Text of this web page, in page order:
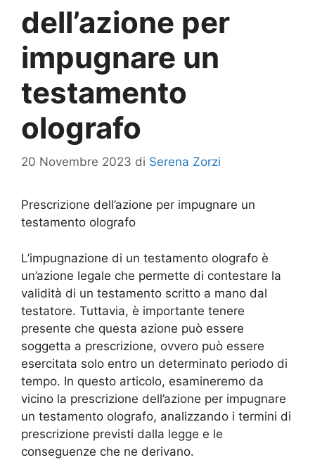
dell’azione per
impugnare un
testamento
olografo
20 Novembre 2023 di Serena Zorzi
Prescrizione dell’azione per impugnare un
testamento olografo
L’impugnazione di un testamento olografo è
un’azione legale che permette di contestare la
validità di un testamento scritto a mano dal
testatore. Tuttavia, è importante tenere
presente che questa azione può essere
soggetta a prescrizione, ovvero può essere
esercitata solo entro un determinato periodo di
tempo. In questo articolo, esamineremo da
vicino la prescrizione dell’azione per impugnare
un testamento olografo, analizzando i termini di
prescrizione previsti dalla legge e le
conseguenze che ne derivano.